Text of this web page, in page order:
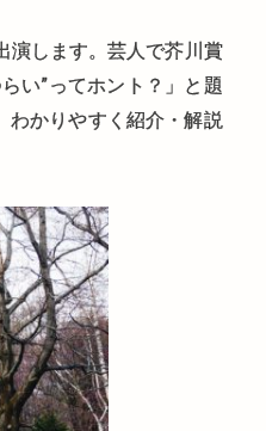
演します。芸人で芥川賞
い”ってホント？」と題
わかりやすく紹介・解説